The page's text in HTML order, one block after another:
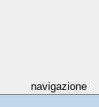
navigazione